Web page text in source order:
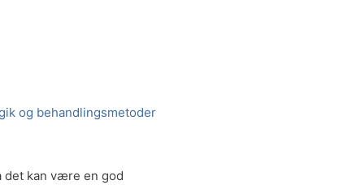
og behandlingsmetoder
det kan være en god